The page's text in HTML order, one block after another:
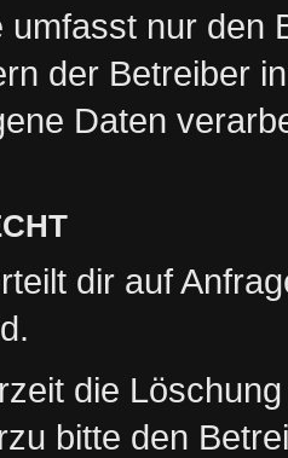
umfasst nur den
der Betreiber
Daten
dir auf
die
bitte den